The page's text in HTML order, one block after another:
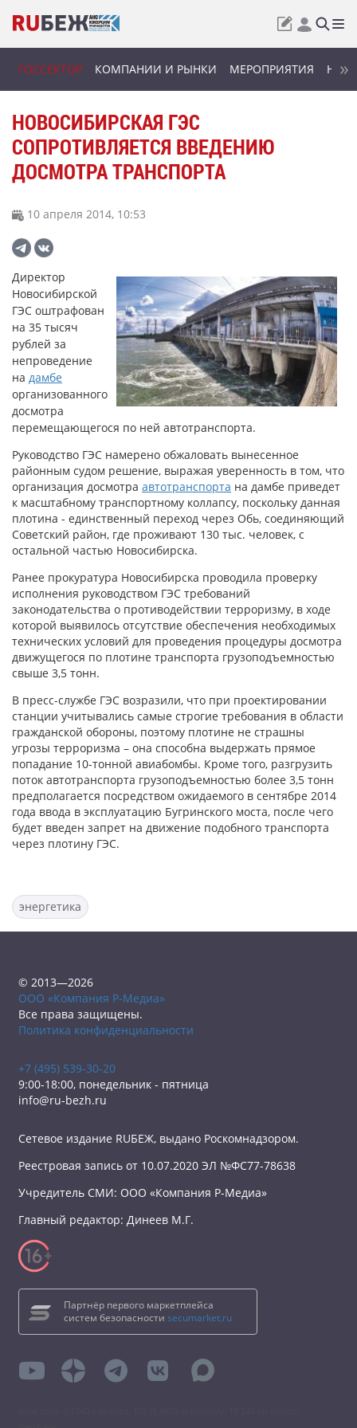
ГОССЕКТОР КОМПАНИИ И РЫНКИ МЕРОПРИЯТИЯ
НОВОСИБИРСКАЯ ГЭС
СОПРОТИВЛЯЕТСЯ ВВЕДЕНИЮ
ДОСМОТРА ТРАНСПОРТА
10 апреля 2014, 10:53
Директор
Новосибирской
ГЭС оштрафован
на 35 тысяч
рублей за
непроведение
на дамбе
организованного
досмотра
перемещающегося по ней автотранспорта.
Руководство ГЭС намерено обжаловать вынесенное
районным судом решение, выражая уверенность в том, что
организация досмотра автотранспорта на дамбе приведет
к масштабному транспортному коллапсу, поскольку данная
плотина - единственный переход через Обь, соединяющий
Советский район, где проживают 130 тыс. человек, с
остальной частью Новосибирска.
Ранее прокуратура Новосибирска проводила проверку
исполнения руководством ГЭС требований
законодательства о противодействии терроризму, в ходе
которой выявилось отсутствие обеспечения необходимых
технических условий для проведения процедуры досмотра
движущегося по плотине транспорта грузоподъемностью
свыше 3,5 тонн.
В пресс-службе ГЭС возразили, что при проектировании
станции учитывались самые строгие требования в области
гражданской обороны, поэтому плотине не страшны
угрозы терроризма – она способна выдержать прямое
попадание 10-тонной авиабомбы. Кроме того, разгрузить
поток автотранспорта грузоподъемностью более 3,5 тонн
предполагается посредством ожидаемого в сентябре 2014
года ввода в эксплуатацию Бугринского моста, после чего
будет введен запрет на движение подобного транспорта
через плотину ГЭС.
энергетика
© 2013—2026
ООО «Компания Р-Медиа»
Все права защищены.
Политика конфиденциальности
+7 (495) 539-30-20
9:00-18:00, понедельник - пятница
info@ru-bezh.ru
Сетевое издание RUБЕЖ, выдано Роскомнадзором.
Реестровая запись от 10.07.2020 ЭЛ №ФС77-78638
Учредитель СМИ: ООО «Компания Р-Медиа»
Главный редактор: Динеев М.Г.
Партнёр первого маркетплейса
систем безопасности secumarket.ru